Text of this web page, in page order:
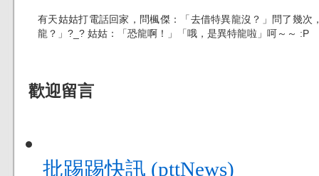
有天姑姑打電話回家，問楓傑：「去借特異龍沒？」問了幾次
龍？」?_? 姑姑：「恐龍啊！」「哦，是異特龍啦」呵～～ :P
歡迎留言
批踢踢快訊 (pttNews)